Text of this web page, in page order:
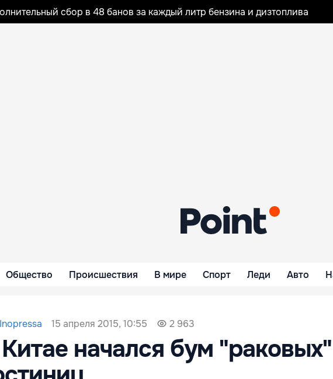
сбор в 48 банов за каждый литр бензина и дизтоплива
Общество Происшествия В мире Спорт Леди Авто
Inopressa 15 апреля 2015, 10:55 2 963
начался бум "раковых"